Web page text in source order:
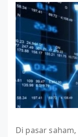
Di pasar